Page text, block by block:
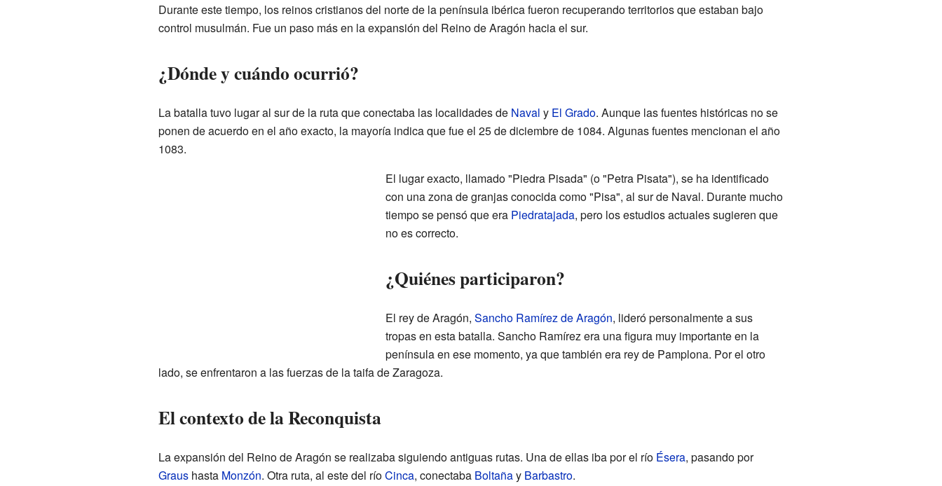
Durante este tiempo, los reinos cristianos del norte de la península ibérica fueron recuperando territorios que estaban bajo
control musulmán. Fue un paso más en la expansión del Reino de Aragón hacia el sur.
¿Dónde y cuándo ocurrió?
La batalla tuvo lugar al sur de la ruta que conectaba las localidades de Naval y El Grado. Aunque las fuentes históricas no se
ponen de acuerdo en el año exacto, la mayoría indica que fue el 25 de diciembre de 1084. Algunas fuentes mencionan el año
1083.
El lugar exacto, llamado "Piedra Pisada" (o "Petra Pisata"), se ha identificado
con una zona de granjas conocida como "Pisa", al sur de Naval. Durante mucho
tiempo se pensó que era Piedratajada, pero los estudios actuales sugieren que
no es correcto.
¿Quiénes participaron?
El rey de Aragón, Sancho Ramírez de Aragón, lideró personalmente a sus
tropas en esta batalla. Sancho Ramírez era una figura muy importante en la
península en ese momento, ya que también era rey de Pamplona. Por el otro
lado, se enfrentaron a las fuerzas de la taifa de Zaragoza.
El contexto de la Reconquista
La expansión del Reino de Aragón se realizaba siguiendo antiguas rutas. Una de ellas iba por el río Ésera, pasando por
Graushasta Monzón. Otra ruta, al este del ríoCinca, conectaba Boltañay Barbastro.